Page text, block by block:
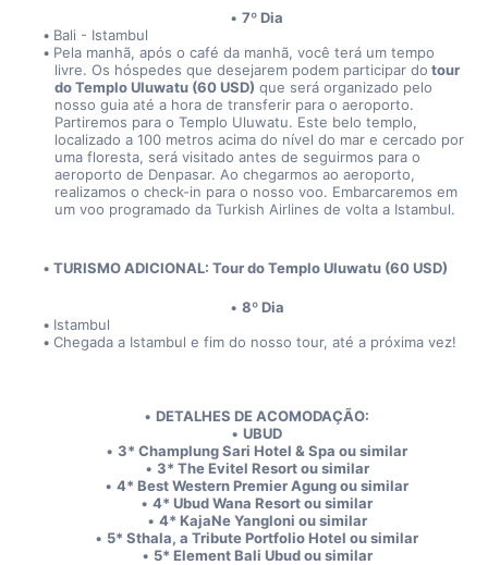
7º Dia
Bali - Istambul
Pela manhã, após o café da manhã, você terá um tempo
livre. Os hóspedes que desejarem podem participar do tour
do Templo Uluwatu (60 USD) que será organizado pelo
nosso guia até a hora de transferir para o aeroporto.
Partiremos para o Templo Uluwatu. Este belo templo,
localizado a 100 metros acima do nível do mar e cercado por
uma floresta, será visitado antes de seguirmos para o
aeroporto de Denpasar. Ao chegarmos ao aeroporto,
realizamos o check-in para o nosso voo. Embarcaremos em
um voo programado da Turkish Airlines de volta a Istambul.
TURISMO ADICIONAL: Tour do Templo Uluwatu (60 USD)
8º Dia
Istambul
Chegada a Istambul e fim do nosso tour, até a próxima vez!
DETALHES DE ACOMODAÇÃO:
UBUD
3* Champlung Sari Hotel & Spa ou similar
3* The Evitel Resort ou similar
4* Best Western Premier Agung ou similar
4* Ubud Wana Resort ou similar
4* KajaNe Yangloni ou similar
5* Sthala, a Tribute Portfolio Hotel ou similar
5* Element Bali Ubud ou similar